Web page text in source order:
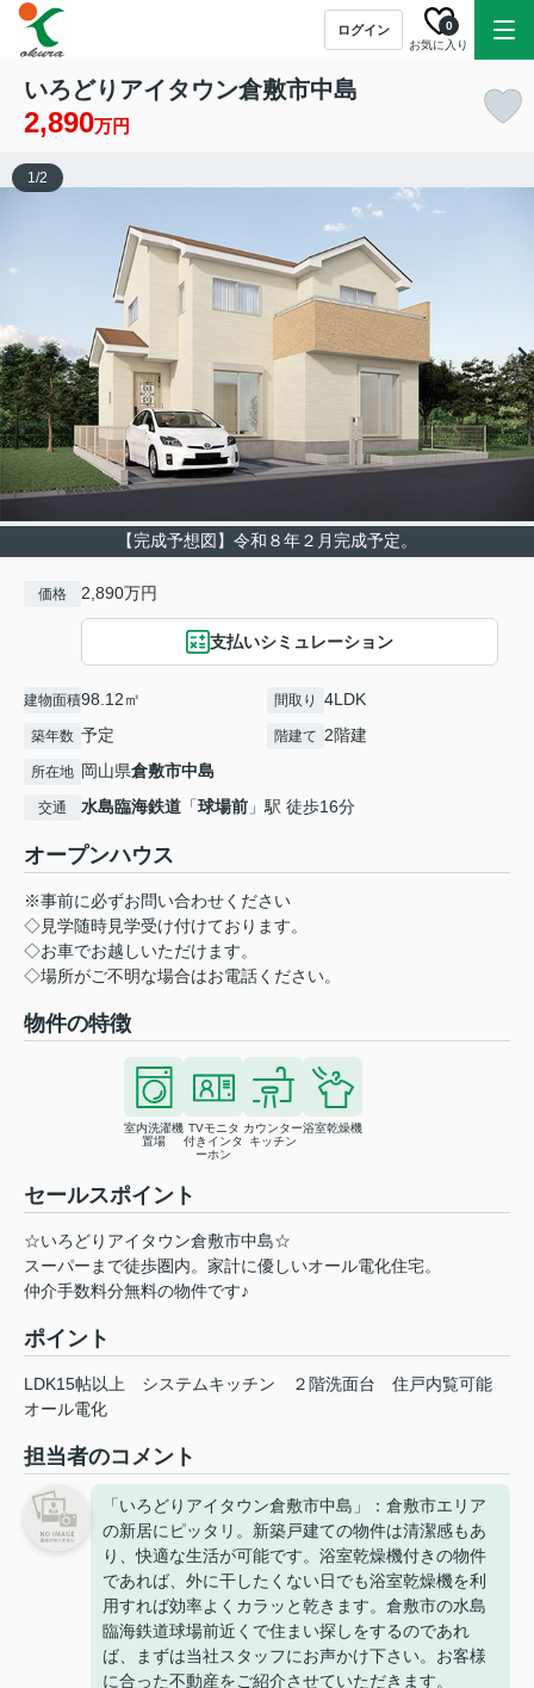
ログイン
お気に入り
0
いろどりアイタウン倉敷市中島
2,890万円
【完成予想図】令和８年２月完成予定。
1/2
価格 2,890万円
支払いシミュレーション
建物面積98.12㎡ 間取り 4LDK
築年数 予定 階建て 2階建
所在地 岡山県倉敷市中島
交通 水島臨海鉄道 「球場前 」駅 徒歩16分
オープンハウス
※事前に必ずお問い合わせください
◇見学随時見学受け付けております。
◇お車でお越しいただけます。
◇場所がご不明な場合はお電話ください。
物件の特徴
室内洗濯機
置場
TVモニタ
付きインタ
ーホン
カウンター
キッチン
浴室乾燥機
セールスポイント
☆いろどりアイタウン倉敷市中島☆
スーパーまで徒歩圏内。家計に優しいオール電化住宅。
仲介手数料分無料の物件です♪
ポイント
LDK15帖以上 システムキッチン ２階洗面台
住戸内覧可能
オール電化
担当者のコメント
「いろどりアイタウン倉敷市中島」：倉敷市エリア
の新居にピッタリ。新築戸建ての物件は清潔感もあ
り、快適な生活が可能です。浴室乾燥機付きの物件
であれば、外に干したくない日でも浴室乾燥機を利
用すれば効率よくカラッと乾きます。倉敷市の水島
臨海鉄道球場前近くで住まい探しをするのであれ
ば、まずは当社スタッフにお声かけ下さい。お客様
に合った不動産をご紹介させていただきます。